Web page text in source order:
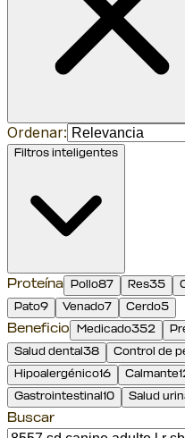
Ordenar:
Filtros inteligentes
Proteína Pollo87 Res35
Pato9 Venado7 Cerdo5
Beneficio Medicado352
Salud dental38 Control de
Hipoalergénico16 Calmante
Gastrointestinal10 Salud
Buscar